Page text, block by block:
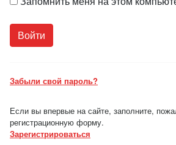
Забыли свой пароль?
Если вы впервые на сайте, заполните,
регистрационную форму.
Зарегистрироваться